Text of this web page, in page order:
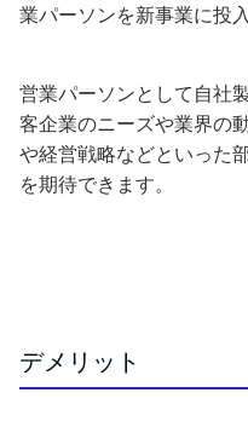
業パーソンを新事業に投
営業パーソンとして自社
客企業のニーズや業界の
や経営戦略などといった
を期待できます。
デメリット